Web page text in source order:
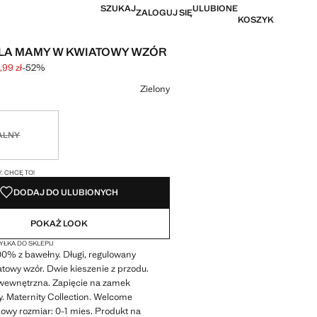
SZUKAJZALOGUJ SIĘULUBIONE
KOSZYK
MAMY W KWIATOWY WZÓR
początkowa [229,99 zł ]
[109,99 zł ]
zł-52%
Zielony
Chcę to!
CHCĘ TO!
DODAJ DO ULUBIONYCH
POKAŻ LOOK
DO SKLEPU
z bawełny. Długi, regulowany
wzór. Dwie kieszenie z przodu.
Zapięcie na zamek
Maternity Collection. Welcome
rozmiar: 0-1 mies. Produkt na